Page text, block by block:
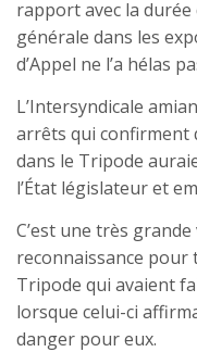
rapport avec la
générale dans les
d’Appel ne l’a hélas
L’Intersyndicale
arrêts qui confirment
dans le Tripode
l’État législateur et
C’est une très
reconnaissance pour
Tripode qui avaient
lorsque celui-ci
danger pour eux.